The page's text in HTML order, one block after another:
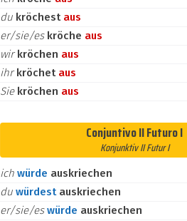
du kröchest aus
er/sie/es kröche aus
wirkröchen aus
ihrkröchet aus
Sie kröchen aus
Conjuntivo II Futuro I
Konjunktiv II Futur I
ich würde auskriechen
du würdest auskriechen
er/sie/eswürde auskriechen